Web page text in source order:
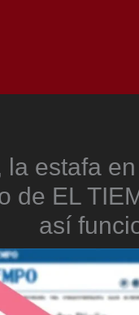
la estafa
de EL
así